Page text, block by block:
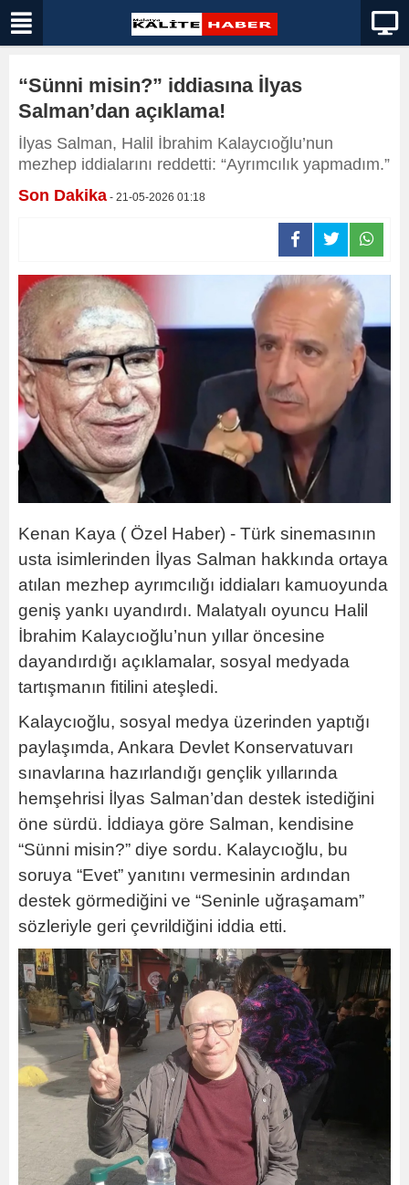
“Sünni misin?” iddiasına İlyas
Salman’dan açıklama!
İlyas Salman, Halil İbrahim Kalaycıoğlu’nun
mezhep iddialarını reddetti: “Ayrımcılık yapmadım.”
Son Dakika - 21-05-2026 01:18
Kenan Kaya ( Özel Haber) - Türk sinemasının
usta isimlerinden İlyas Salman hakkında ortaya
atılan mezhep ayrımcılığı iddiaları kamuoyunda
geniş yankı uyandırdı. Malatyalı oyuncu Halil
İbrahim Kalaycıoğlu’nun yıllar öncesine
dayandırdığı açıklamalar, sosyal medyada
tartışmanın fitilini ateşledi.
Kalaycıoğlu, sosyal medya üzerinden yaptığı
paylaşımda, Ankara Devlet Konservatuvarı
sınavlarına hazırlandığı gençlik yıllarında
hemşehrisi İlyas Salman’dan destek istediğini
öne sürdü. İddiaya göre Salman, kendisine
“Sünni misin?” diye sordu. Kalaycıoğlu, bu
soruya “Evet” yanıtını vermesinin ardından
destek görmediğini ve “Seninle uğraşamam”
sözleriyle geri çevrildiğini iddia etti.